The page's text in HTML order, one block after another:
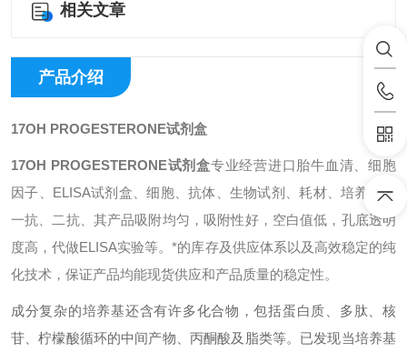
相关文章
产品介绍
17OH PROGESTERONE试剂盒
17OH PROGESTERONE试剂盒专业经营进口胎牛血清、细胞
因子、ELISA试剂盒、细胞、抗体、生物试剂、耗材、培养基、
一抗、二抗、其产品吸附均匀，吸附性好，空白值低，孔底透明
度高，代做ELISA实验等。*的库存及供应体系以及高效稳定的纯
化技术，保证产品均能现货供应和产品质量的稳定性。
成分复杂的培养基还含有许多化合物，包括蛋白质、多肽、核
苷、柠檬酸循环的中间产物、丙酮酸及脂类等。已发现当培养基